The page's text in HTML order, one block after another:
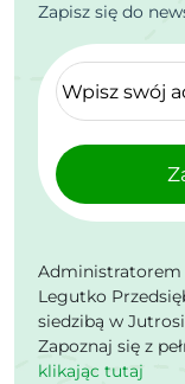
Zapisz się do
Administratorem
Legutko
siedzibą w
Zapoznaj się z
klikając tutaj